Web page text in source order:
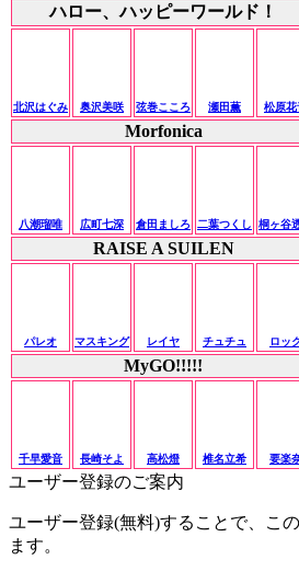
ハロー、ハッピーワールド！
北沢はぐみ 奥沢美咲 弦巻こころ 瀬田薫 松原花
Morfonica
八潮瑠唯 広町七深 倉田ましろ 二葉つくし 桐ヶ谷
RAISE A SUILEN
パレオ マスキング レイヤ チュチュ ロッ
MyGO!!!!!
千早愛音 長崎そよ 高松燈 椎名立希 要楽
ユーザー登録のご案内
ユーザー登録(無料)することで、こ
ます。